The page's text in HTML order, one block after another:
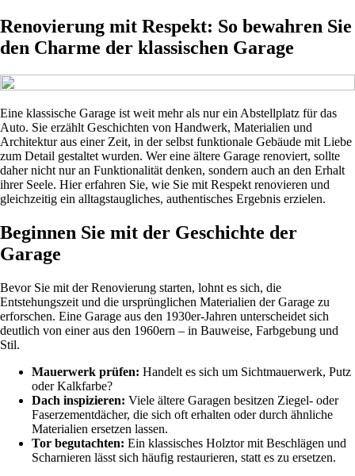
Renovierung mit Respekt: So bewahren Sie
den Charme der klassischen Garage
Eine klassische Garage ist weit mehr als nur ein Abstellplatz für das
Auto. Sie erzählt Geschichten von Handwerk, Materialien und
Architektur aus einer Zeit, in der selbst funktionale Gebäude mit Liebe
zum Detail gestaltet wurden. Wer eine ältere Garage renoviert, sollte
daher nicht nur an Funktionalität denken, sondern auch an den Erhalt
ihrer Seele. Hier erfahren Sie, wie Sie mit Respekt renovieren und
gleichzeitig ein alltagstaugliches, authentisches Ergebnis erzielen.
Beginnen Sie mit der Geschichte der
Garage
Bevor Sie mit der Renovierung starten, lohnt es sich, die
Entstehungszeit und die ursprünglichen Materialien der Garage zu
erforschen. Eine Garage aus den 1930er-Jahren unterscheidet sich
deutlich von einer aus den 1960ern – in Bauweise, Farbgebung und
Stil.
Mauerwerk prüfen: Handelt es sich um Sichtmauerwerk, Putz
oder Kalkfarbe?
Dach inspizieren: Viele ältere Garagen besitzen Ziegel- oder
Faserzementdächer, die sich oft erhalten oder durch ähnliche
Materialien ersetzen lassen.
Tor begutachten: Ein klassisches Holztor mit Beschlägen und
Scharnieren lässt sich häufig restaurieren, statt es zu ersetzen.